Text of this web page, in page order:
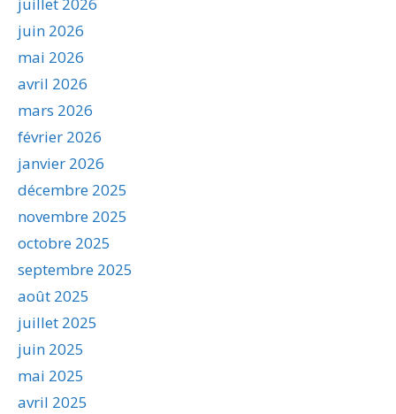
juin 2026
mai 2026
avril 2026
mars 2026
février 2026
janvier 2026
décembre 2025
novembre 2025
octobre 2025
septembre 2025
août 2025
juillet 2025
juin 2025
mai 2025
avril 2025